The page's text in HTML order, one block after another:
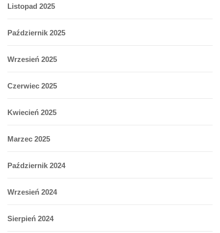
Listopad 2025
Październik 2025
Wrzesień 2025
Czerwiec 2025
Kwiecień 2025
Marzec 2025
Październik 2024
Wrzesień 2024
Sierpień 2024